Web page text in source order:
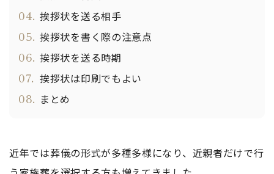
04. 挨拶状を送る相手
05. 挨拶状を書く際の注意点
06. 挨拶状を送る時期
07. 挨拶状は印刷でもよい
08. まとめ
近年では葬儀の形式が多種多様になり、近親者だけで行